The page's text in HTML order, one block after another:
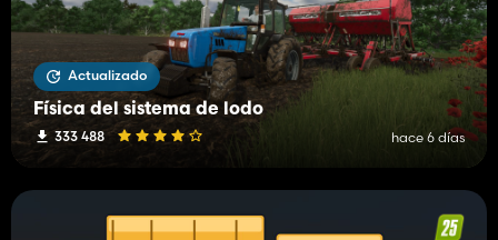
Actualizado
Física del sistema de lodo
333 488 hace 6 días